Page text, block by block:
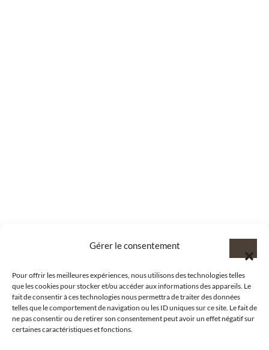
Gérer le consentement
Pour offrir les meilleures expériences, nous utilisons des technologies telles
que les cookies pour stocker et/ou accéder aux informations des appareils. Le
fait de consentir à ces technologies nous permettra de traiter des données
telles que le comportement de navigation ou les ID uniques sur ce site. Le fait de
ne pas consentir ou de retirer son consentement peut avoir un effet négatif sur
certaines caractéristiques et fonctions.